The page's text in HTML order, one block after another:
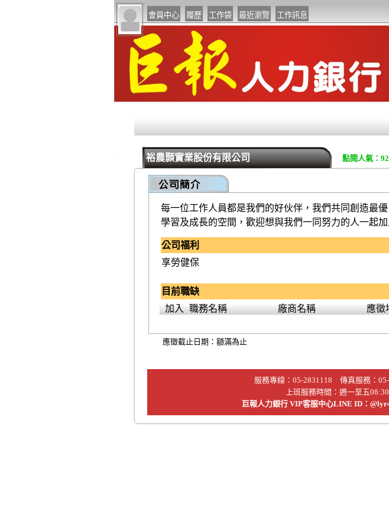
裕農顥實業股份有限公司 點閱人氣：
每一位工作人員都是我們的好伙伴，我們共同創造最
學習及成長的空間，歡迎想與我們一同努力的人一起加
公司福利
享勞健保
目前職缺
加入 職務名稱 廠商名稱 應徵
應徵截止日期：額滿為止
服務專線： 05-2831118 傳真服務：
上班服務時間：週一至五
巨報人力銀行 VIP客服中心LINE ID：